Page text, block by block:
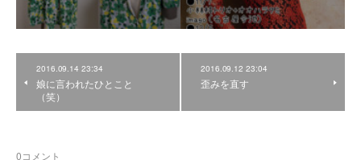
2016.09.14 23:34
娘に言われたひとこと
（笑）
2016.09.12 23:04
歪みを直す
0コメント